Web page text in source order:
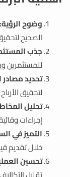
وضوح الرؤية:
الصحيح
جذب
للمستثمرين
تحديد مصادر
لتحقيق
تحليل
إجراءات
التميز في
خلال تقديم
تحسين